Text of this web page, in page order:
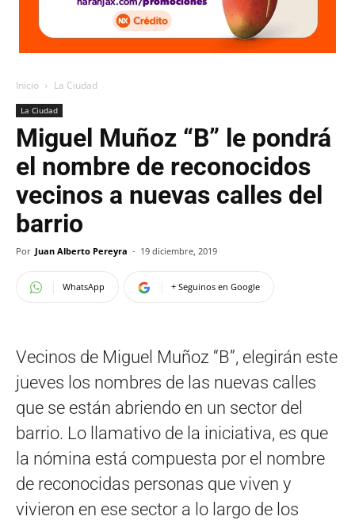
Inicio La Ciudad
La Ciudad
Miguel Muñoz “B” le pondrá
el nombre de reconocidos
vecinos a nuevas calles del
barrio
Por Juan Alberto Pereyra - 19 diciembre, 2019
WhatsApp + Seguinos en Google
Vecinos de Miguel Muñoz “B”, elegirán este
jueves los nombres de las nuevas calles
que se están abriendo en un sector del
barrio. Lo llamativo de la iniciativa, es que
la nómina está compuesta por el nombre
de reconocidas personas que viven y
vivieron en ese sector a lo largo de los